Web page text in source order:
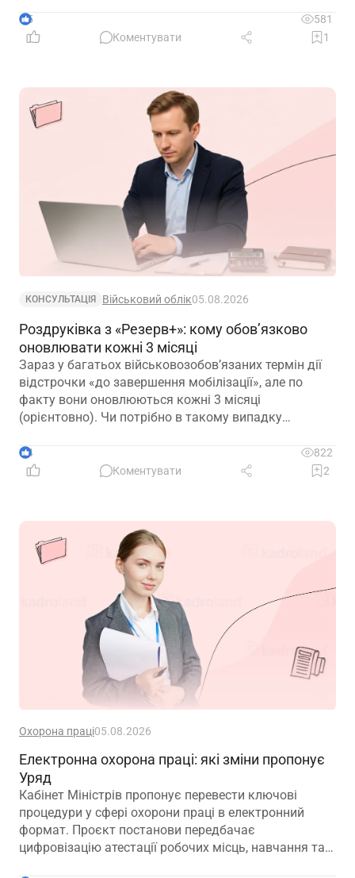
працівники втратили право на 100% оплати
лікарняного у 2026 році. Деталі – у роз’ясненні ПФУ
5
581
Коментувати
1
КОНСУЛЬТАЦІЯ Військовий облік05.08.2026
Роздруківка з «Резерв+»: кому обов’язково
оновлювати кожні 3 місяці
Зараз у багатьох військовозобов’язаних термін дії
відстрочки «до завершення мобілізації», але по
факту вони оновлюються кожні 3 місяці
(орієнтовно). Чи потрібно в такому випадку
оновлені витяги кожні 3 місяці? Чи в такому
випадку, витяг дійсний 1 рік?
4
822
Коментувати
2
Охорона праці05.08.2026
Електронна охорона праці: які зміни пропонує
Уряд
Кабінет Міністрів пропонує перевести ключові
процедури у сфері охорони праці в електронний
формат. Проєкт постанови передбачає
цифровізацію атестації робочих місць, навчання та